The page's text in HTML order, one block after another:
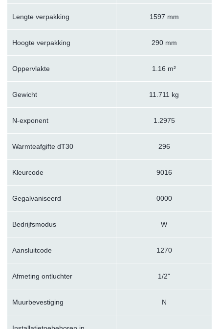
Lengte verpakking 1597 mm
Hoogte verpakking 290 mm
Oppervlakte 1.16 m²
Gewicht 11.711 kg
N-exponent 1.2975
Warmteafgifte dT30 296
Kleurcode 9016
Gegalvaniseerd 0000
Bedrijfsmodus W
Aansluitcode 1270
Afmeting ontluchter 1/2"
Muurbevestiging N